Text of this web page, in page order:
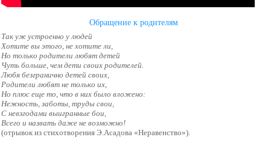
Обращение к родителям
Так уж устроенно у людей
Хотите вы этого, не хотите ли,
Но только родители любят детей
Чуть больше, чем дети своих родителей.
Любя безгранично детей своих,
Родители любят не только их,
Но плюс еще то, что в них было вложено:
Нежность, заботы, труды свои,
С невзгодами выигранные бои,
Всего и назвать даже не возможно!
(отрывок из стихотворения Э.Асадова «Неравенство»).